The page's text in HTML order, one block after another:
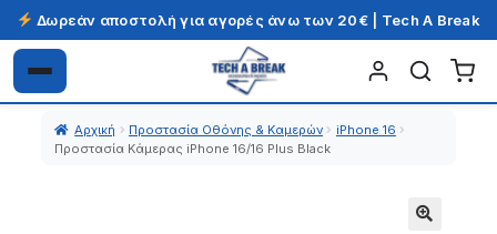
Δωρεάν αποστολή για αγορές άνω των 20€ | Tech A Break
Απευθείας
μετάβαση
πλοήγηση
Μετάβαση
σε
περιεχόμενο
Αρχική Προστασία Οθόνης & Καμερών
iPhone 16
Προστασία Κάμερας iPhone 16/16 Plus Black